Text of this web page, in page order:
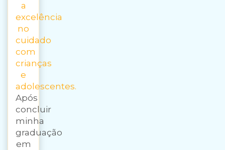
a
excelência
no
cuidado
com
crianças
e
adolescentes.
Após
concluir
minha
graduação
em